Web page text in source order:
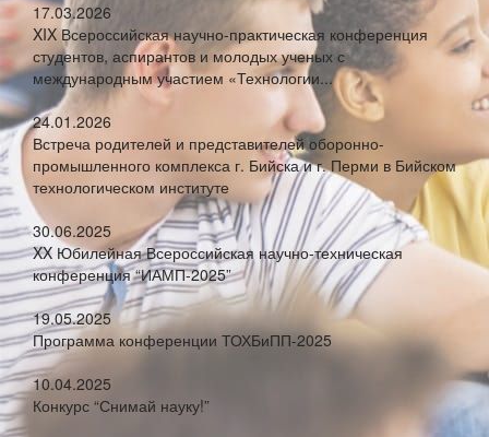
17.03.2026
XIX Всероссийская научно-практическая конференция
студентов, аспирантов и молодых ученых с
международным участием «Технологии...
24.01.2026
Встреча родителей и представителей оборонно-
промышленного комплекса г. Бийска и г. Перми в Бийском
технологическом институте
30.06.2025
XX Юбилейная Всероссийская научно-техническая
конференция “ИАМП-2025”
19.05.2025
Программа конференции ТОХБиПП-2025
10.04.2025
Конкурс “Снимай науку!”